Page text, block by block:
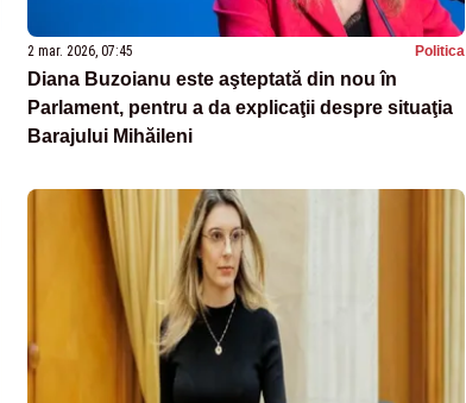
2 mar. 2026, 07:45 Politica
Diana Buzoianu este aşteptată din nou în
Parlament, pentru a da explicaţii despre situaţia
Barajului Mihăileni